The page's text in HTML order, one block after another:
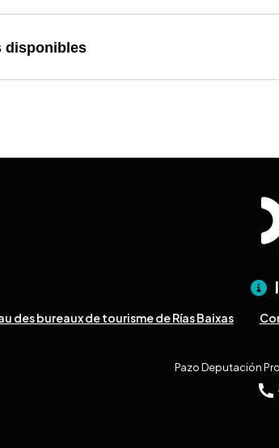
disponibles
des bureaux de tourisme de Rías Baixas
Pazo Deputación